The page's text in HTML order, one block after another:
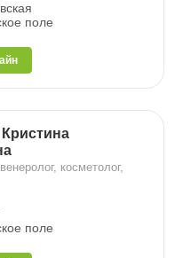
поле
косметолог,
поле